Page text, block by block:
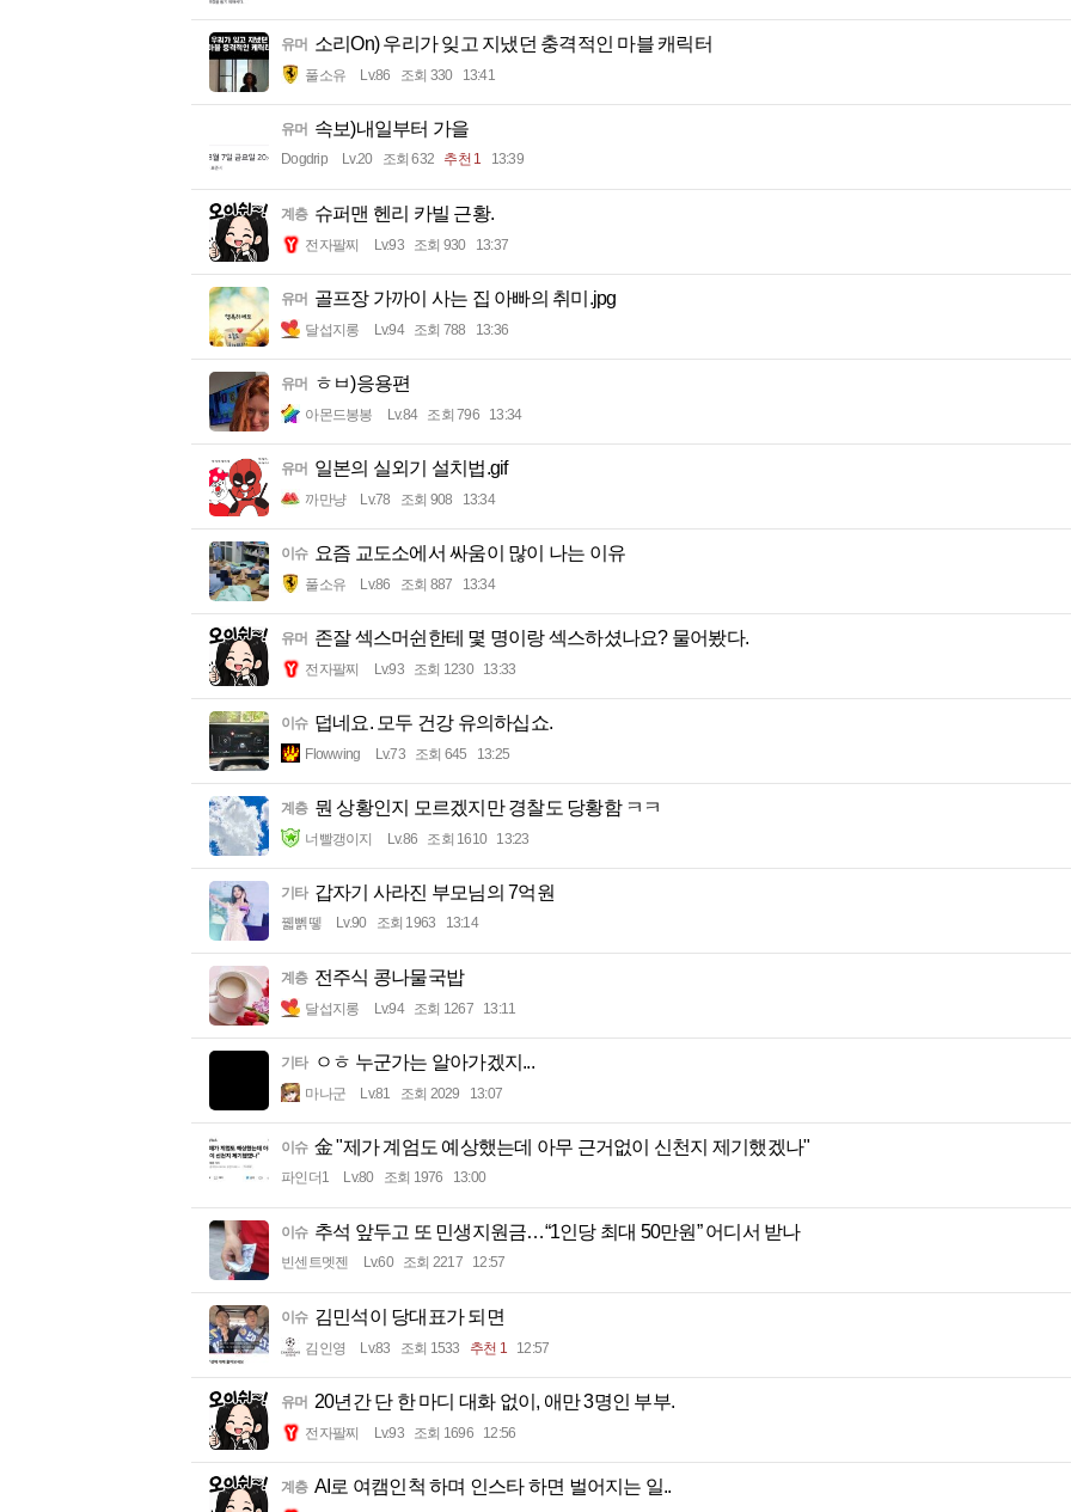
유머 소리On) 우리가 잊고 지냈던 충격적인 마블 캐릭터
풀소유 Lv.86 조회 330 13:41
유머 속보)내일부터 가을
Dogdrip Lv.20 조회 632 추천 1 13:39
계층 슈퍼맨 헨리 카빌 근황.
전자팔찌 Lv.93 조회 930 13:37
유머 골프장 가까이 사는 집 아빠의 취미.jpg
달섭지롱 Lv.94 조회 788 13:36
유머 ㅎㅂ)응용편
아몬드봉봉 Lv.84 조회 796 13:34
유머 일본의 실외기 설치법.gif
까만냥 Lv.78 조회 908 13:34
이슈 요즘 교도소에서 싸움이 많이 나는 이유
풀소유 Lv.86 조회 887 13:34
유머 존잘 섹스머쉰한테 몇 명이랑 섹스하셨나요? 물어봤다.
전자팔찌 Lv.93 조회 1230 13:33
이슈 덥네요. 모두 건강 유의하십쇼.
Flowwing Lv.73 조회 645 13:25
계층 뭔 상황인지 모르겠지만 경찰도 당황함 ㅋㅋ
너빨갱이지 Lv.86 조회 1610 13:23
기타 갑자기 사라진 부모님의 7억원
꿻뻵뗗 Lv.90 조회 1963 13:14
계층 전주식 콩나물국밥
달섭지롱 Lv.94 조회 1267 13:11
기타 ㅇㅎ 누군가는 알아가겠지...
마나군 Lv.81 조회 2029 13:07
이슈 金 "제가 계엄도 예상했는데 아무 근거없이 신천지 제기했겠나"
파인더1 Lv.80 조회 1976 13:00
이슈 추석 앞두고 또 민생지원금…“1인당 최대 50만원” 어디서 받나
빈센트멧젠 Lv.60 조회 2217 12:57
이슈 김민석이 당대표가 되면
김인영 Lv.83 조회 1533 추천 1 12:57
유머 20년간 단 한 마디 대화 없이, 애만 3명인 부부.
전자팔찌 Lv.93 조회 1696 12:56
계층 AI로 여캠인척 하며 인스타 하면 벌어지는 일..